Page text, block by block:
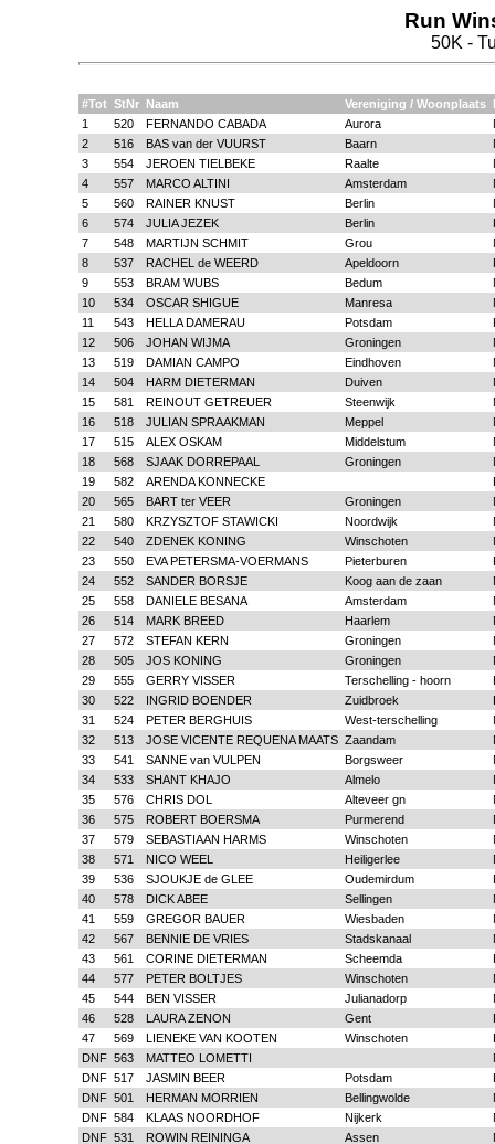
Run
50K -
#Tot StNr Naam Vereniging / Woonplaats
1
520 FERNANDO CABADA Aurora
2
516 BAS van der VUURST Baarn
3
554 JEROEN TIELBEKE Raalte
4
557 MARCO ALTINI Amsterdam
5
560 RAINER KNUST Berlin
6
574 JULIA JEZEK Berlin
7
548 MARTIJN SCHMIT Grou
8
537 RACHEL de WEERD Apeldoorn
9
553 BRAM WUBS Bedum
10
534 OSCAR SHIGUE Manresa
11
543 HELLA DAMERAU Potsdam
12
506 JOHAN WIJMA Groningen
13
519 DAMIAN CAMPO Eindhoven
14
504 HARM DIETERMAN Duiven
15
581 REINOUT GETREUER Steenwijk
16
518 JULIAN SPRAAKMAN Meppel
17
515 ALEX OSKAM Middelstum
18
568 SJAAK DORREPAAL Groningen
19
582 ARENDA KONNECKE
20
565 BART ter VEER Groningen
21
580 KRZYSZTOF STAWICKI Noordwijk
22
540 ZDENEK KONING Winschoten
23
550 EVA PETERSMA-VOERMANS Pieterburen
24
552 SANDER BORSJE Koog aan de zaan
25
558 DANIELE BESANA Amsterdam
26
514 MARK BREED Haarlem
27
572 STEFAN KERN Groningen
28
505 JOS KONING Groningen
29
555 GERRY VISSER Terschelling - hoorn
30
522 INGRID BOENDER Zuidbroek
31
524 PETER BERGHUIS West-terschelling
32
513 JOSE VICENTE REQUENA MAATS Zaandam
33
541 SANNE van VULPEN Borgsweer
34
533 SHANT KHAJO Almelo
35
576 CHRIS DOL Alteveer gn
36
575 ROBERT BOERSMA Purmerend
37
579 SEBASTIAAN HARMS Winschoten
38
571 NICO WEEL Heiligerlee
39
536 SJOUKJE de GLEE Oudemirdum
40
578 DICK ABEE Sellingen
41
559 GREGOR BAUER Wiesbaden
42
567 BENNIE DE VRIES Stadskanaal
43
561 CORINE DIETERMAN Scheemda
44
577 PETER BOLTJES Winschoten
45
544 BEN VISSER Julianadorp
46
528 LAURA ZENON Gent
47
569 LIENEKE VAN KOOTEN Winschoten
DNF 563 MATTEO LOMETTI
DNF 517 JASMIN BEER Potsdam
DNF 501 HERMAN MORRIEN Bellingwolde
DNF 584 KLAAS NOORDHOF Nijkerk
DNF 531 ROWIN REININGA Assen